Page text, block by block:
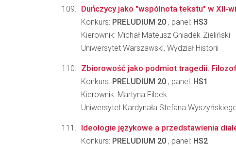
Duńczycy jako "wspólnota tekstu" w XII-
Konkurs: PRELUDIUM 20 , panel: HS3
Kierownik: Michał Mateusz Gniadek-Zieliński
Uniwersytet Warszawski, Wydział Historii
Zbiorowość jako podmiot tragedii.
Konkurs: PRELUDIUM 20 , panel: HS1
Kierownik: Martyna Filcek
Uniwersytet Kardynała Stefana
Ideologie językowe a przedstawienia
Konkurs: PRELUDIUM 20 , panel: HS2